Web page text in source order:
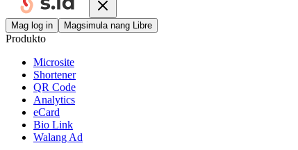
Mag log in Magsimula nang Libre
Produkto
Microsite
Shortener
QR Code
Analytics
eCard
Bio Link
Walang Ad